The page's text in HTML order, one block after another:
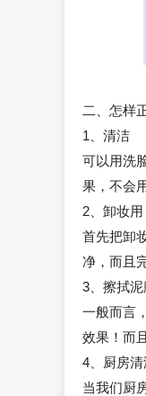
二、怎样
1、清洁
可以用洗
果，不会
2、卸妆用
首先把卸
净，而且
3、擦拭泥
一般而言
效果！而
4、厨房清
当我们厨